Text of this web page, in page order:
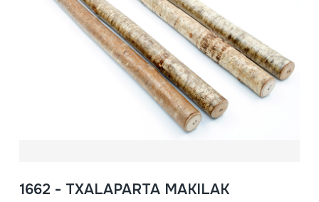
1662 - TXALAPARTA MAKILAK